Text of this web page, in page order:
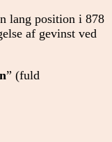
lang position i 878
af gevinst ved
” (fuld